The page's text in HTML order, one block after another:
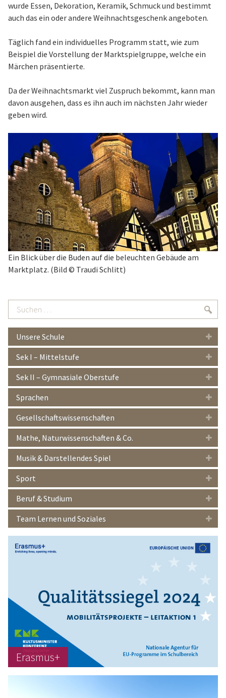
wurde Essen, Dekoration, Keramik, Schmuck und bestimmt
auch das ein oder andere Weihnachtsgeschenk angeboten.
Täglich fand ein individuelles Programm statt, wie zum
Beispiel die Vorstellung der Marktspielgruppe, welche ein
Märchen präsentierte.
Da der Weihnachtsmarkt viel Zuspruch bekommt, kann man
davon ausgehen, dass es ihn auch im nächsten Jahr wieder
geben wird.
Ein Blick über die Buden auf die beleuchten Gebäude am
Marktplatz. (Bild © Traudi Schlitt)
Suchen
…
Unsere Schule
Sek I – Mittelstufe
Sek II – Gymnasiale Oberstufe
Sprachen
Gesellschaftswissenschaften
Mathe, Naturwissenschaften & Co.
Musik & Darstellendes Spiel
Sport
Beruf & Studium
Team Lernen und Soziales
Erasmus+